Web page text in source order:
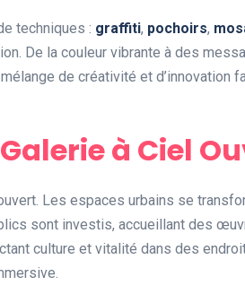
techniques : graffiti, pochoirs,
De la couleur vibrante à des
de créativité et d’innovation
à Ciel
Les espaces urbains se
sont investis, accueillant des
culture et vitalité dans des